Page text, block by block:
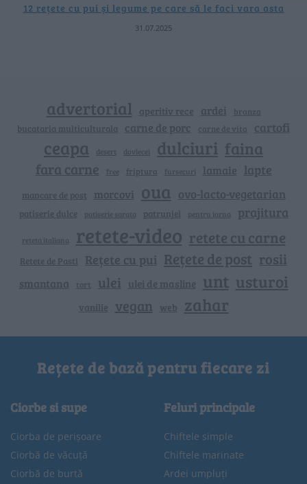
12 rețete cu pui și legume pe care să le faci vara asta
31.07.2025
advertorial aperitiv rece ardei branza
bucataria multiculturala carne de porc carne de vita cartofi
ceapa desert dovlecei dulciuri faina
fara carne free friptura fursecuri lamaie lapte
mancare de post morcovi oua ovo-lacto-vegetarian
patiserie dulce patiserie sarata patrunjel pentru iarna prajitura
reteta italiana retete-video retete cu carne
Retete de Pasti Rețete cu pui Rețete de post rosii
smantana tort ulei ulei de masline unt usturoi
vanilie vegan web zahar
Rețete de bază pentru fiecare zi
Ciorbe si supe
Ciorba de perișoare
Ciorbă de văcuță
Ciorbă de burtă
Feluri principale
Chiftele simple
Chiftele marinate
Ardei umpluți